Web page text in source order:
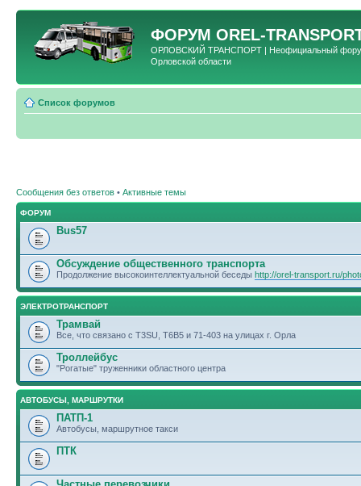
ФОРУМ OREL-
ОРЛОВСКИЙ ТРАНСПОРТ | Неофициальный форум
Орловской области
Список форумов
Сообщения без ответов • Активные темы
ФОРУМ
Bus57
Обсуждение общественного транспорта
Продолжение высокоинтеллектуальной беседы http://orel-transport.ru/
ЭЛЕКТРОТРАНСПОРТ
Трамвай
Все, что связано с T3SU, T6B5 и 71-403 на улицах г. Орла
Троллейбус
"Рогатые" труженники областного центра
АВТОБУСЫ, МАРШРУТКИ
ПАТП-1
Автобусы, маршрутное такси
ПТК